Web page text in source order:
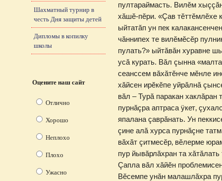
пултараймасть. Вилĕм
хăшĕ-пĕри. «Çав тĕттĕмлĕхе
ыйтатăп ун пек
чăннипех те вилĕмĕсĕр
пулать?» ыйтăвăн хуравне
усă курать. Вăл çынна
сеанссем вăхăтĕнче мĕнле
хăйсен ирĕкĕпе уйрăлнă
вăл – Турă паракан
пурнăçра аптраса ÿкет‚
япалана çаврăнать. Ун
çине алă хурса пурнăçне
вăхăт çитмесĕр‚ вĕлерме
пур йывăрлăхран та
Çапла вăл хăйĕн
Вĕсемпе унăн малашлăхра
Шахматный турнир в
честь Дня защиты детей
Дипломы в копилку
школы
Оцените наш сайт
Отлично
Хорошо
Неплохо
Плохо
Ужасно